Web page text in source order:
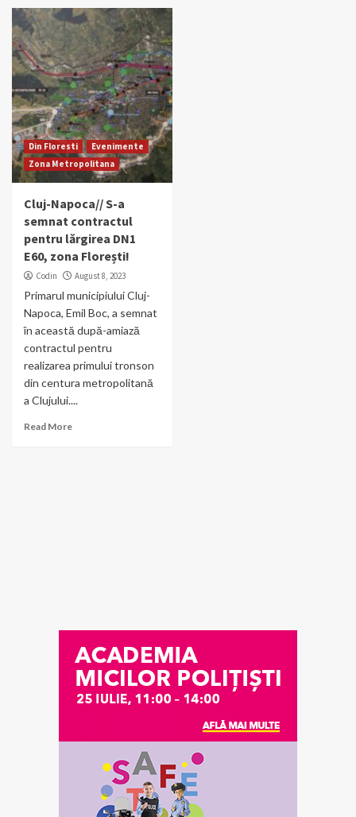
Din Floresti
Evenimente
Zona Metropolitana
Cluj-Napoca// S-a
semnat contractul
pentru lărgirea DN1
E60, zona Florești!
Codin August 8, 2023
Primarul municipiului Cluj-
Napoca, Emil Boc, a semnat
în această după-amiază
contractul pentru
realizarea primului tronson
din centura metropolitană
a Clujului....
Read More